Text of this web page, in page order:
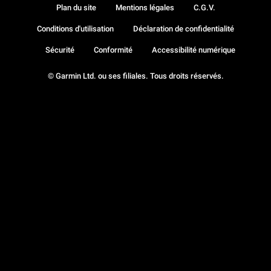
© Garmin Ltd. ou ses filiales. Tous droits réservés.
Plan du site Mentions légales C.G.V.
Conditions d'utilisation Déclaration de confidentialité
Sécurité Conformité Accessibilité numérique